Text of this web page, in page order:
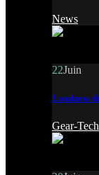
News
22Juin
Loudness
Gear-Tech